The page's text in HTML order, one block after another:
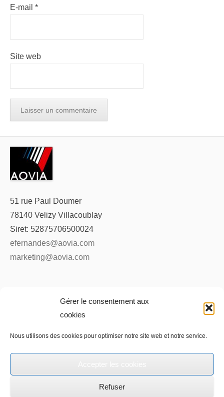
Gérer le consentement aux
cookies
Nous utilisons des cookies pour optimiser notre site web et notre service.
Refuser
E-mail *
Site web
51 rue Paul Doumer
78140 Velizy Villacoublay
Siret: 52875706500024
efernandes@aovia.com
marketing@aovia.com
AOVIA
Pavage-Dallage- Assainissement-Granit- Calcaire-